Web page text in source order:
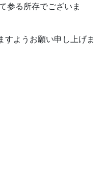
参る所存でございま
すようお願い申し上げま